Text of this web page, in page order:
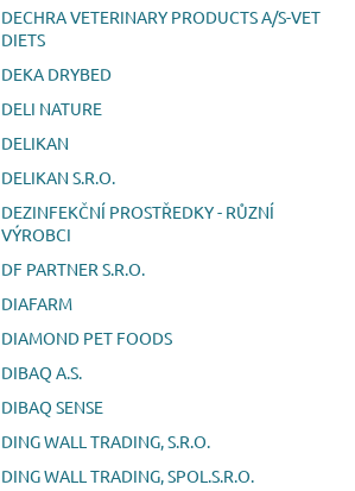
DECHRA VETERINARY PRODUCTS A/S-VET
DIETS
DEKA DRYBED
DELI NATURE
DELIKAN
DELIKAN S.R.O.
DEZINFEKČNÍ PROSTŘEDKY - RŮZNÍ
VÝROBCI
DF PARTNER S.R.O.
DIAFARM
DIAMOND PET FOODS
DIBAQ A.S.
DIBAQ SENSE
DING WALL TRADING, S.R.O.
DING WALL TRADING, SPOL.S.R.O.